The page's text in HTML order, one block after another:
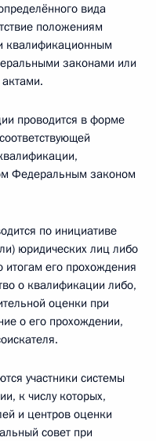
вида
положениям
квалификационным
законами или
проводится в форме
Федеральным законом
по инициативе
юридических лиц либо
его прохождения
о квалификации либо,
оценки при
о его прохождении,
участники системы
к числу которых,
и центров оценки
совет при